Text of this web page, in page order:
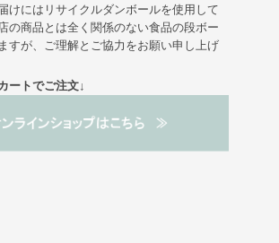
けにはリサイクルダンボールを使用して
の商品とは全く関係のない食品の段ボー
すが、ご理解とご協力をお願い申し上げ
ートでご注文↓